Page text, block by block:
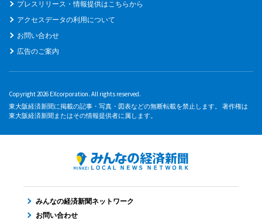
プレスリリース・情報提供はこちらから
アクセスデータの利用について
お問い合わせ
広告のご案内
Copyright 2026 EXcorporation. All rights reserved.
東大阪経済新聞に掲載の記事・写真・図表などの無断転載を禁止します。 著作権は
東大阪経済新聞またはその情報提供者に属します。
みんなの経済新聞ネットワーク
お問い合わせ